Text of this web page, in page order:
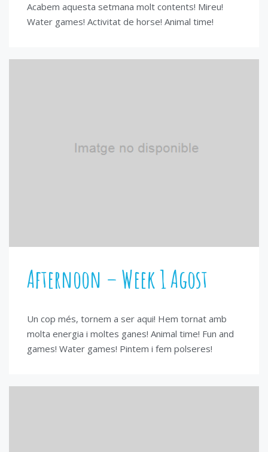
Acabem aquesta setmana molt contents! Mireu!
Water games! Activitat de horse! Animal time!
Afternoon – Week 1 Agost
Un cop més, tornem a ser aqui! Hem tornat amb
molta energia i moltes ganes! Animal time! Fun and
games! Water games! Pintem i fem polseres!